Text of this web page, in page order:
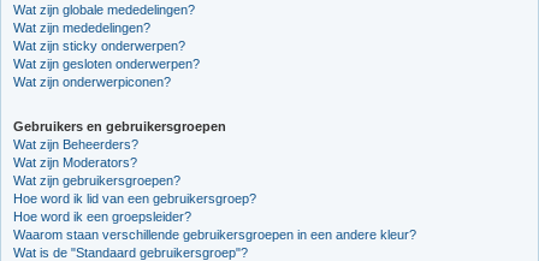
Wat zijn globale mededelingen?
Wat zijn mededelingen?
Wat zijn sticky onderwerpen?
Wat zijn gesloten onderwerpen?
Wat zijn onderwerpiconen?
Gebruikers en gebruikersgroepen
Wat zijn Beheerders?
Wat zijn Moderators?
Wat zijn gebruikersgroepen?
Hoe word ik lid van een gebruikersgroep?
Hoe word ik een groepsleider?
Waarom staan verschillende gebruikersgroepen in een andere kleur?
Wat is de "Standaard gebruikersgroep"?